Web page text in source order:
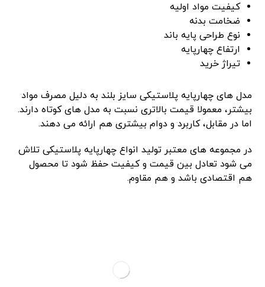
کیفیت مواد اولیه
ضخامت بدنه
نوع طراحی پایه باند
ارتفاع چهارپایه
تیراژ خرید
مدل ‌های چهارپایه پلاستیکی سایز بلند به دلیل مصرف مواد
بیشتر، معمولا قیمت بالاتری نسبت به مدل‌ های کوتاه دارند.
اما در مقابل، کاربرد و دوام بیشتری هم ارائه می ‌دهند.
در مجموعه‌ های معتبر تولید انواع چهارپایه پلاستیکی تلاش
می ‌شود تعادل بین قیمت و کیفیت حفظ شود تا محصول
هم اقتصادی باشد و هم مقاوم.